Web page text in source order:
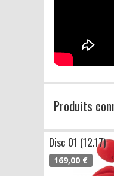
Produits
Disc 01 (12.17)
169,00 €